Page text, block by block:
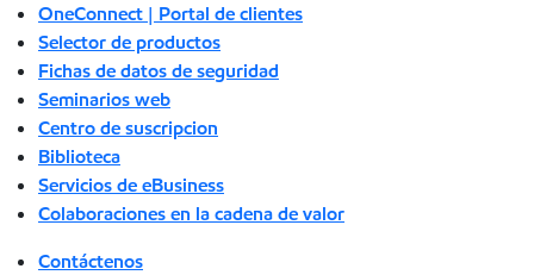
OneConnect | Portal de clientes
Selector de productos
Fichas de datos de seguridad
Seminarios web
Centro de suscripcion
Biblioteca
Servicios de eBusiness
Colaboraciones en la cadena de valor
Contáctenos